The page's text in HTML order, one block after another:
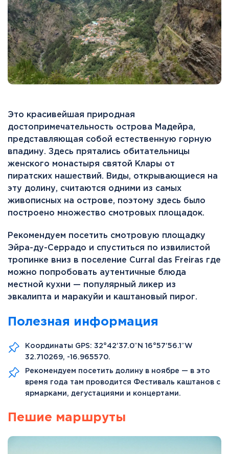
Это красивейшая природная
достопримечательность острова Мадейра,
представляющая собой естественную горную
впадину. Здесь прятались обитательницы
женского монастыря святой Клары от
пиратских нашествий. Виды, открывающиеся на
эту долину, считаются одними из самых
живописных на острове, поэтому здесь было
построено множество смотровых площадок.
Рекомендуем посетить смотровую площадку
Эйра-ду-Серрадо и спуститься по извилистой
тропинке вниз в поселение Curral das Freiras где
можно попробовать аутентичные блюда
местной кухни — популярный ликер из
эвкалипта и маракуйи и каштановый пирог.
Полезная информация
Координаты GPS: 32°42’37.0″N 16°57’56.1″W
32.710269, -16.965570.
Рекомендуем посетить долину в ноябре — в это
время года там проводится Фестиваль каштанов с
ярмарками, дегустациями и концертами.
Пешие маршруты